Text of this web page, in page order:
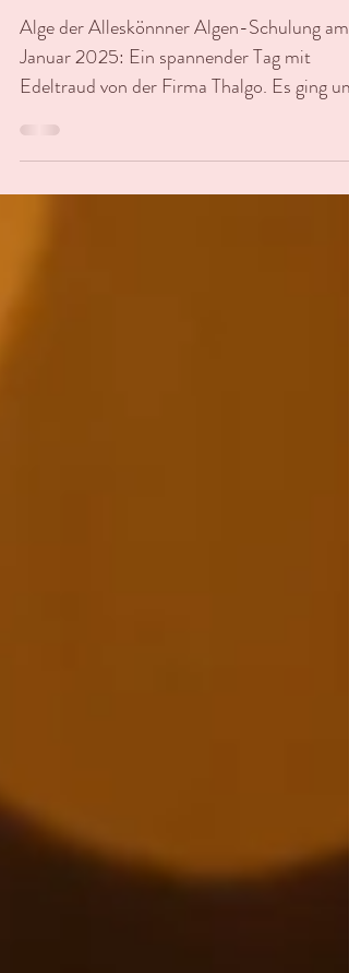
Algen Schulung Erfahrungen
von Xenia
Alge der Alleskönnner Algen-Schulung am
Edeltraud von der Firma Thalgo. Es ging um
das Thema Algen...